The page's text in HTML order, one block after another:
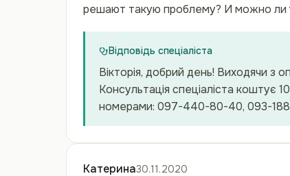
решают такую проблему? И можно ли
Відповідь спеціаліста
Вікторія, добрий день! Виходячи з
Консультація спеціаліста
номерами: 097-440-80-40, 093-
Катерина30.11.2020